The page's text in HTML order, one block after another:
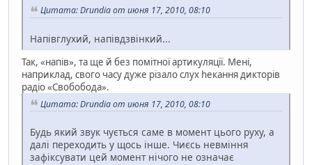
Цитата: Drundia от июня 17, 2010, 08:10
Напівглухий, напівдзвінкий...
Так, «напів», та ще й без помітної артикуляції. Мені,
наприклад, свого часу дуже різало слух hекання дикторів
радіо «Свобобода».
Цитата: Drundia от июня 17, 2010, 08:10
Будь який звук чується саме в момент цього руху, а
далі переходить у щось інше. Чиєсь невміння
зафіксувати цей момент нічого не означає